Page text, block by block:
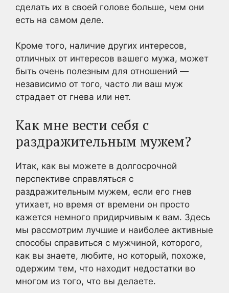
сделать их в своей голове больше, чем они
есть на самом деле.
Кроме того, наличие других интересов,
отличных от интересов вашего мужа, может
быть очень полезным для отношений —
независимо от того, часто ли ваш муж
страдает от гнева или нет.
Как мне вести себя с
раздражительным мужем?
Итак, как вы можете в долгосрочной
перспективе справляться с
раздражительным мужем, если его гнев
утихает, но время от времени он просто
кажется немного придирчивым к вам. Здесь
мы рассмотрим лучшие и наиболее активные
способы справиться с мужчиной, которого,
как вы знаете, любите, но который, похоже,
одержим тем, что находит недостатки во
многом из того, что вы делаете.